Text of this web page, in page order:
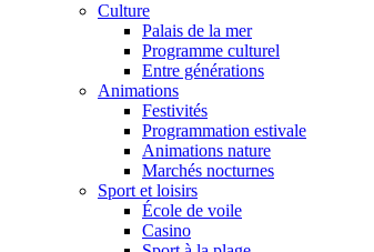
Culture
Palais de la mer
Programme culturel
Entre générations
Animations
Festivités
Programmation estivale
Animations nature
Marchés nocturnes
Sport et loisirs
École de voile
Casino